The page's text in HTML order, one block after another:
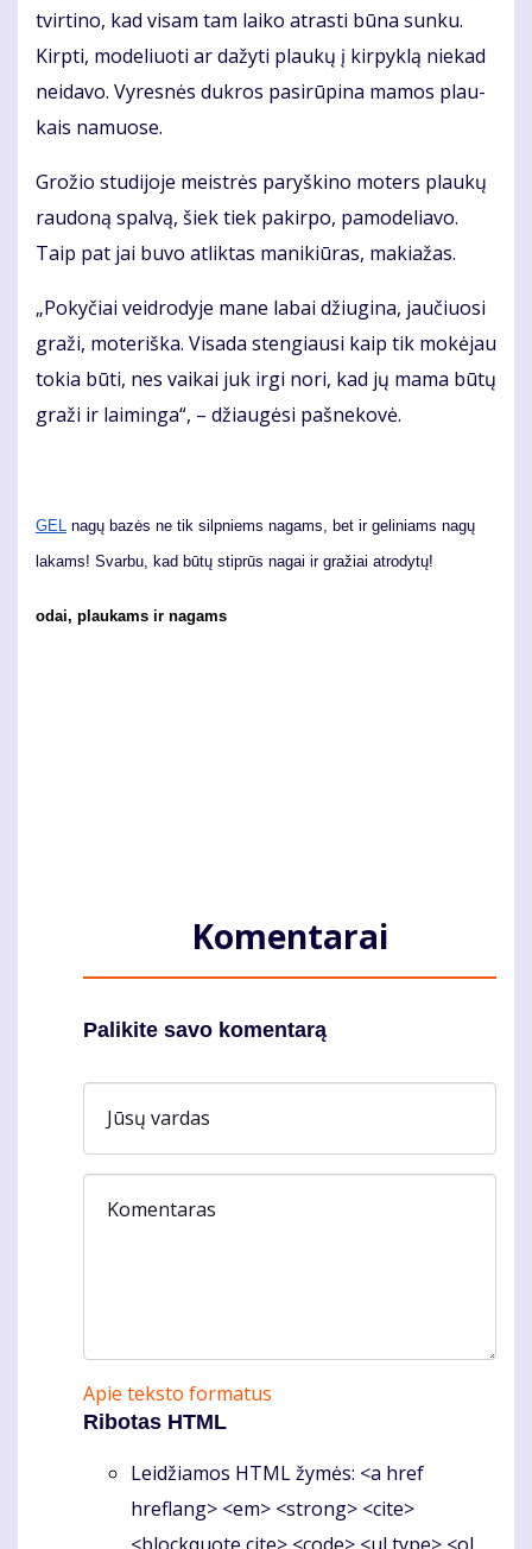
tvir­ti­no, kad vi­sam tam lai­ko at­ras­ti bū­na sun­ku.
Kirp­ti, mo­de­liuo­ti ar da­žy­ti plau­kų į kir­pyk­lą nie­kad
neida­vo. Vy­res­nės duk­ros pa­si­rū­pi­na ma­mos plau­
kais na­muo­se.
Gro­žio stu­di­jo­je meist­rės pa­ryš­ki­no mo­ters plau­kų
rau­do­ną spal­vą, šiek tiek pa­kir­po, pa­mo­de­lia­vo.
Taip pat jai bu­vo at­lik­tas ma­ni­kiū­ras, ma­kia­žas.
„Po­ky­čiai veid­ro­dy­je ma­ne la­bai džiu­gi­na, jau­čiuo­si
gra­ži, mo­te­riš­ka. Vi­sa­da sten­giau­si kaip tik mo­kė­jau
to­kia bū­ti, nes vai­kai juk ir­gi no­ri, kad jų ma­ma bū­tų
gra­ži ir lai­min­ga“, – džiau­gė­si pa­šne­ko­vė.
GEL nagų bazės ne tik silpniems nagams, bet ir geliniams nagų
lakams! Svarbu, kad būtų stiprūs nagai ir gražiai atrodytų!
odai, plaukams ir nagams
Komentarai
Palikite savo komentarą
Jūsų vardas
Komentaras
Apie teksto formatus
Ribotas HTML
Leidžiamos HTML žymės: <a href
hreflang> <em> <strong> <cite>